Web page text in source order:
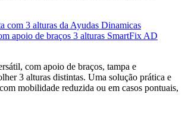
apoio de braços 3 alturas SmartFix AD
com apoio de braços, tampa e
3 alturas distintas. Uma solução prática e
mobilidade reduzida ou em casos pontuais,